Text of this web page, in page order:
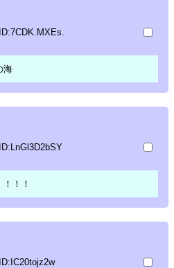
ID:7CDK.MXEs.
海
ID:LnGl3D2bSY
！！
ID:IC20tojz2w